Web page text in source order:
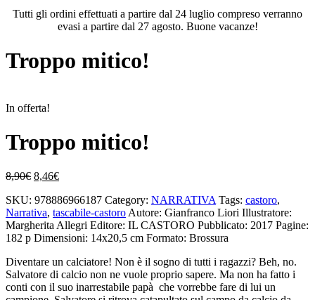
Tutti gli ordini effettuati a partire dal 24 luglio compreso verranno
evasi a partire dal 27 agosto. Buone vacanze!
Troppo mitico!
In offerta!
Troppo mitico!
8,90€ Il
originale
era:
8,90€.
8,46€Il
attuale
è:
8,46€.
SKU: 978886966187 Category: NARRATIVA Tags: castoro,
Narrativa, tascabile-castoroAutore: Gianfranco Liori Illustratore:
Margherita Allegri Editore: IL CASTORO Pubblicato: 2017 Pagine:
182 p Dimensioni: 14x20,5 cm Formato: Brossura
Diventare un calciatore! Non è il sogno di tutti i ragazzi? Beh, no.
Salvatore di calcio non ne vuole proprio sapere. Ma non ha fatto i
conti con il suo inarrestabile papà che vorrebbe fare di lui un